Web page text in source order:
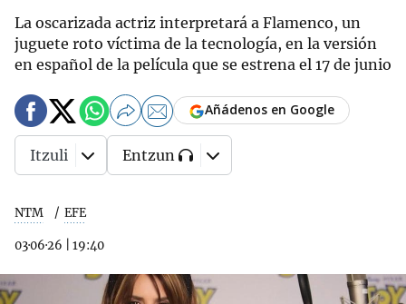
La oscarizada actriz interpretará a Flamenco, un
juguete roto víctima de la tecnología, en la versión
en español de la película que se estrena el 17 de junio
NTM EFE
03·06·26 19:40
Añádenos en Google
Itzuli Entzun